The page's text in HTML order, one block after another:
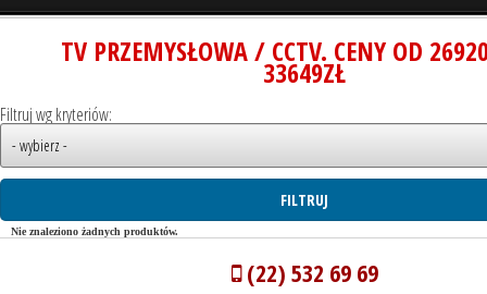
TV PRZEMYSŁOWA / CCTV. CENY OD
33649ZŁ
Filtruj wg kryteriów:
Nie znaleziono żadnych produktów.
(22) 532 69 69